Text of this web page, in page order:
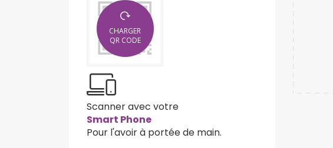
CHARGER
QR CODE
Scanner avec votre
Smart Phone
Pour l'avoir à portée de main.